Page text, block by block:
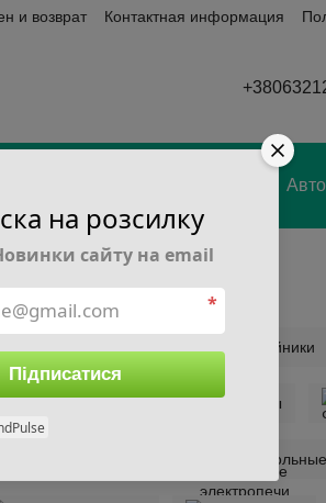
и возврат Контактная информация
Электрочайники
Обогреватели Пылесосы
на розсилку
сайту на email
*
Підписатися